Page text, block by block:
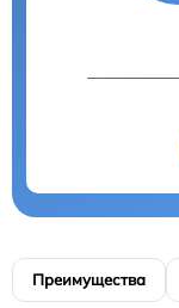
Преимущества